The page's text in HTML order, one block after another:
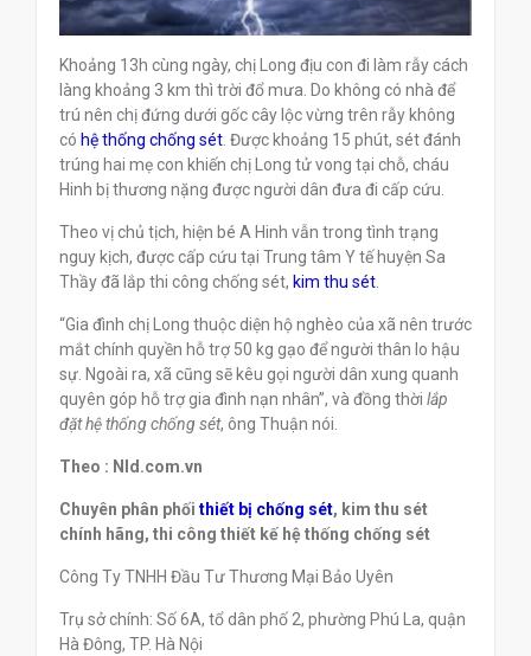
Khoảng 13h cùng ngày, chị Long địu con đi làm rẫy cách
làng khoảng 3 km thì trời đổ mưa. Do không có nhà để
trú nên chị đứng dưới gốc cây lộc vừng trên rẫy không
có hệ thống chống sét. Được khoảng 15 phút, sét đánh
trúng hai mẹ con khiến chị Long tử vong tại chỗ, cháu
Hinh bị thương nặng được người dân đưa đi cấp cứu.
Theo vị chủ tịch, hiện bé A Hinh vẫn trong tình trạng
nguy kịch, được cấp cứu tại Trung tâm Y tế huyện Sa
Thầy đã lắp thi công chống sét, kim thu sét.
“Gia đình chị Long thuộc diện hộ nghèo của xã nên trước
mắt chính quyền hỗ trợ 50 kg gạo để người thân lo hậu
sự. Ngoài ra, xã cũng sẽ kêu gọi người dân xung quanh
quyên góp hỗ trợ gia đình nạn nhân”, và đồng thời lắp
đặt hệ thống chống sét, ông Thuận nói.
Theo : Nld.com.vn
Chuyên phân phối thiết bị chống sét, kim thu sét
chính hãng, thi công thiết kế hệ thống chống sét
Công Ty TNHH Đầu Tư Thương Mại Bảo Uyên
Trụ sở chính: Số 6A, tổ dân phố 2, phường Phú La, quận
Hà Đông, TP. Hà Nội